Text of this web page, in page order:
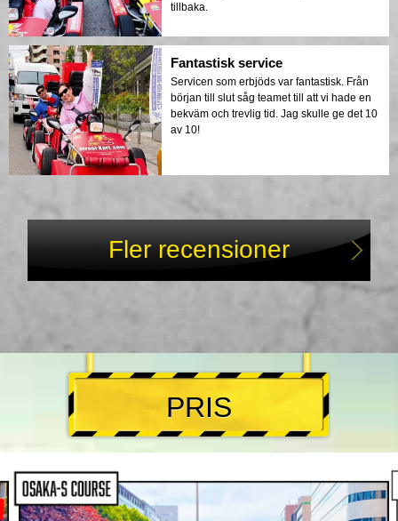
tillbaka.
Fantastisk service
Servicen som erbjöds var fantastisk. Från
början till slut såg teamet till att vi hade en
bekväm och trevlig tid. Jag skulle ge det 10
av 10!
Fler recensioner
PRIS